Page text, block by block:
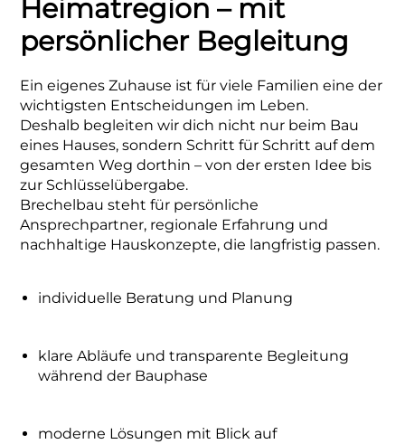
Heimatregion – mit
persönlicher Begleitung
Ein eigenes Zuhause ist für viele Familien eine der
wichtigsten Entscheidungen im Leben.
Deshalb begleiten wir dich nicht nur beim Bau
eines Hauses, sondern Schritt für Schritt auf dem
gesamten Weg dorthin – von der ersten Idee bis
zur Schlüsselübergabe.
Brechelbau steht für persönliche
Ansprechpartner, regionale Erfahrung und
nachhaltige Hauskonzepte, die langfristig passen.
individuelle Beratung und Planung
klare Abläufe und transparente Begleitung
während der Bauphase
moderne Lösungen mit Blick auf